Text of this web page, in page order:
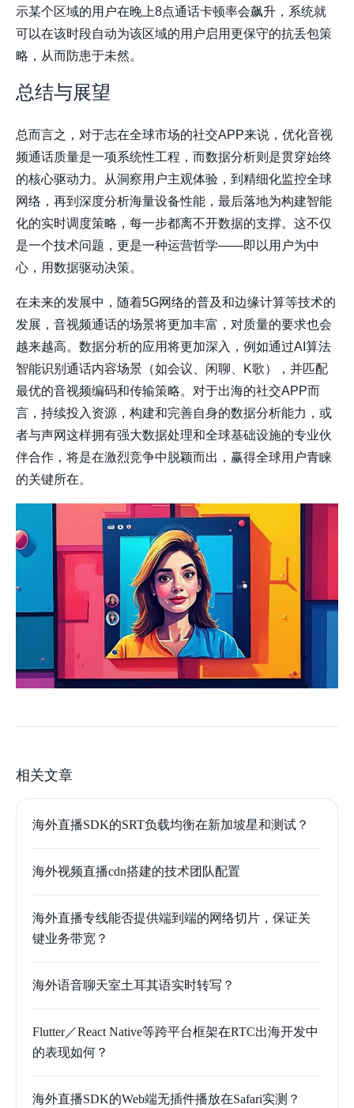
示某个区域的用户在晚上8点通话卡顿率会飙升，系统就
可以在该时段自动为该区域的用户启用更保守的抗丢包策
略，从而防患于未然。
总结与展望
总而言之，对于志在全球市场的社交APP来说，优化音视
频通话质量是一项系统性工程，而数据分析则是贯穿始终
的核心驱动力。从洞察用户主观体验 ，到 精细化监控全球
网络 ，再到 深度分析海量设备性能 ，最后落地为构建智能
化的实时调度策略 ，每一步都离不开数据的支撑。这不仅
是一个技术问题，更是一种运营哲学——即以用户为中
心，用数据驱动决策。
在未来的发展中，随着5G网络的普及和边缘计算等技术的
发展，音视频通话的场景将更加丰富，对质量的要求也会
越来越高。数据分析的应用将更加深入，例如通过AI算法
智能识别通话内容场景（如会议、闲聊、K歌），并匹配
最优的音视频编码和传输策略。对于出海的社交APP而
言，持续投入资源，构建和完善自身的数据分析能力，或
者与声网这样拥有强大数据处理和全球基础设施的专业伙
伴合作，将是在激烈竞争中脱颖而出，赢得全球用户青睐
的关键所在。
相关文章
海外直播SDK的SRT负载均衡在新加坡星和测试？
海外视频直播cdn搭建的技术团队配置
海外直播专线能否提供端到端的网络切片，保证关
键业务带宽？
海外语音聊天室土耳其语实时转写？
Flutter／React Native等跨平台框架在RTC出海开发中
的表现如何？
海外直播SDK的Web端无插件播放在Safari实测？